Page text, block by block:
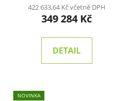
422 633,64 Kč včetně DPH
349 284 Kč
DETAIL
NOVINKA